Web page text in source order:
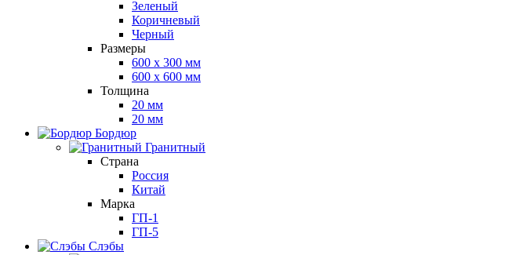
Зеленый
Коричневый
Черный
Размеры
600 х 300 мм
600 х 600 мм
Толщина
20 мм
20 мм
Бордюр
Гранитный
Страна
Россия
Китай
Марка
ГП-1
ГП-5
Слэбы